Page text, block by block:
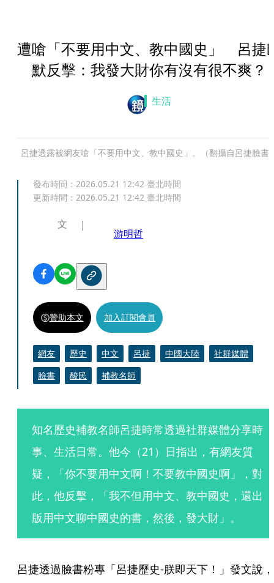
遭嗆「不要用中文、教中國史」 呂捷
默反擊：我發大財你有沒有很不爽？
生活
呂捷透露被網友嗆「不要用中文、教中國史」。（翻攝自呂捷臉書
發布時間： 2026.05.21 12:42 臺北時間
更新時間： 2026.05.21 12:42 臺北時間
文
游明哲
贊助本文 加入訂閱會員
網友 歷史 中文 呂捷 中國大陸
社群媒體
臉書
酸民 補教名師
知名歷史補教名師呂捷時常透過社群媒體分享時
事、生活日常。他今（21）日指出，有網友質
疑，「你不要用中文啊！不要教中國史啊」，對
此，他反擊，「我不但用中文、教中國史，還出
版用中文聊中國史的書，然後，發大財」。
呂捷透過臉書粉專「呂捷歷史-朕即天下！」發文說，